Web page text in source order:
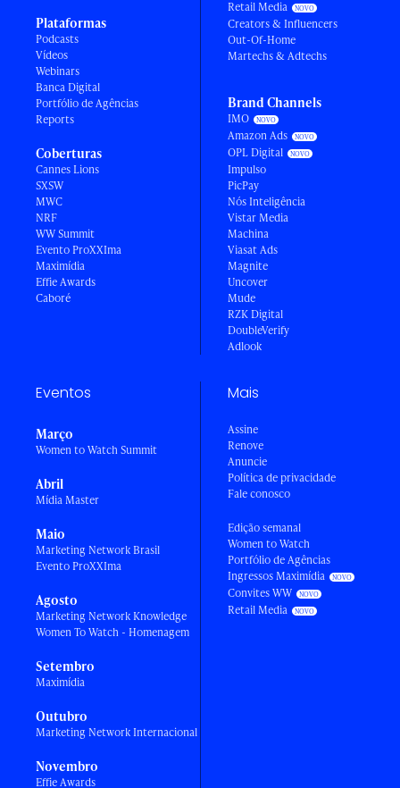
Plataformas
Podcasts
Vídeos
Webinars
Banca Digital
Portfólio de Agências
Reports
Coberturas
Cannes Lions
SXSW
MWC
NRF
WW Summit
Evento ProXXIma
Maximídia
Effie Awards
Caboré
Retail Media
Creators & Influencers
Out-Of-Home
Martechs & Adtechs
Brand Channels
IMO
Amazon Ads
OPL Digital
Impulso
PicPay
Nós Inteligência
Vistar Media
Machina
Viasat Ads
Magnite
Uncover
Mude
RZK Digital
DoubleVerify
Adlook
Eventos
Março
Women to Watch Summit
Abril
Mídia Master
Maio
Marketing Network Brasil
Evento ProXXIma
Agosto
Marketing Network Knowledge
Women To Watch - Homenagem
Setembro
Maximídia
Outubro
Marketing Network Internacional
Novembro
Effie Awards
Mais
Assine
Renove
Anuncie
Política de privacidade
Fale conosco
Edição semanal
Women to Watch
Portfólio de Agências
Ingressos Maximídia
Convites WW
Retail Media